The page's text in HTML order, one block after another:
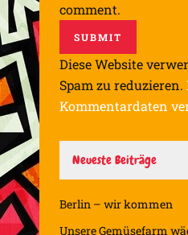
comment.
Diese Website
Spam zu reduzieren.
Kommentardaten
Neueste Beiträge
Berlin – wir kommen
Unsere Gemüsefarm